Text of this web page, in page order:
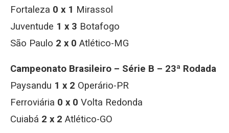
Fortaleza 0 x 1 Mirassol
Juventude 1 x 3 Botafogo
São Paulo 2 x 0 Atlético-MG
Campeonato Brasileiro – Série B – 23ª Rodada
Paysandu 1 x 2 Operário-PR
Ferroviária 0 x 0 Volta Redonda
Cuiabá 2 x 2 Atlético-GO